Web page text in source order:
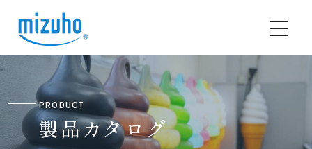
PRODUCT
製品カタログ